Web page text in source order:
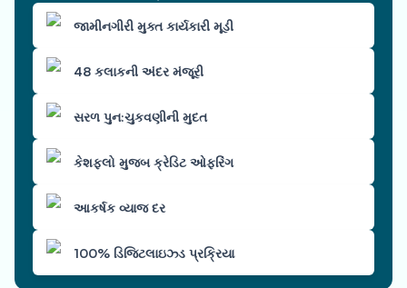
જામીનગીરી મુક્ત કાર્યકારી મૂડી
48 કલાકની અંદર મંજૂરી
સરળ પુન:ચુકવણીની મુદત
કેશફ્લો મુજબ ક્રેડિટ ઓફરિંગ
આકર્ષક વ્યાજ દર
100% ડિજિટલાઇઝ્ડ પ્રક્રિયા